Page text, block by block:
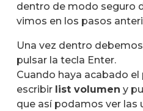
dentro de modo seguro
vimos en los pasos
Una vez dentro
pulsar la tecla Enter.
Cuando haya acabado
escribir list volumen y
que así podamos ver las